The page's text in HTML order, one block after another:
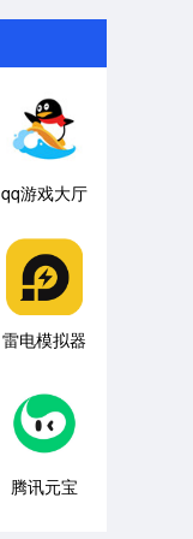
qq游戏大厅
雷电模拟器
腾讯元宝